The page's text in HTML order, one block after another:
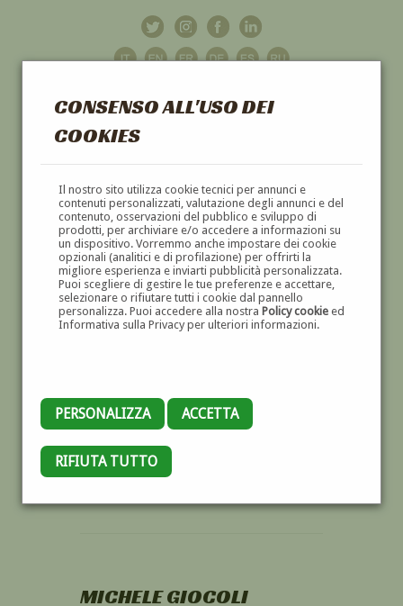
CONSENSO ALL'USO DEI
COOKIES
Il nostro sito utilizza cookie tecnici per annunci e
contenuti personalizzati, valutazione degli annunci e del
contenuto, osservazioni del pubblico e sviluppo di
prodotti, per archiviare e/o accedere a informazioni su
un dispositivo. Vorremmo anche impostare dei cookie
opzionali (analitici e di profilazione) per offrirti la
migliore esperienza e inviarti pubblicità personalizzata.
Puoi scegliere di gestire le tue preferenze e accettare,
selezionare o rifiutare tutti i cookie dal pannello
personalizza. Puoi accedere alla nostra Policy cookieed
Informativa sulla Privacy per ulteriori informazioni.
PERSONALIZZA ACCETTA
RIFIUTA TUTTO
GALLERIAD'ARTE
DIPINTI E SCULTURE '800 E '900
MICHELE GIOCOLI